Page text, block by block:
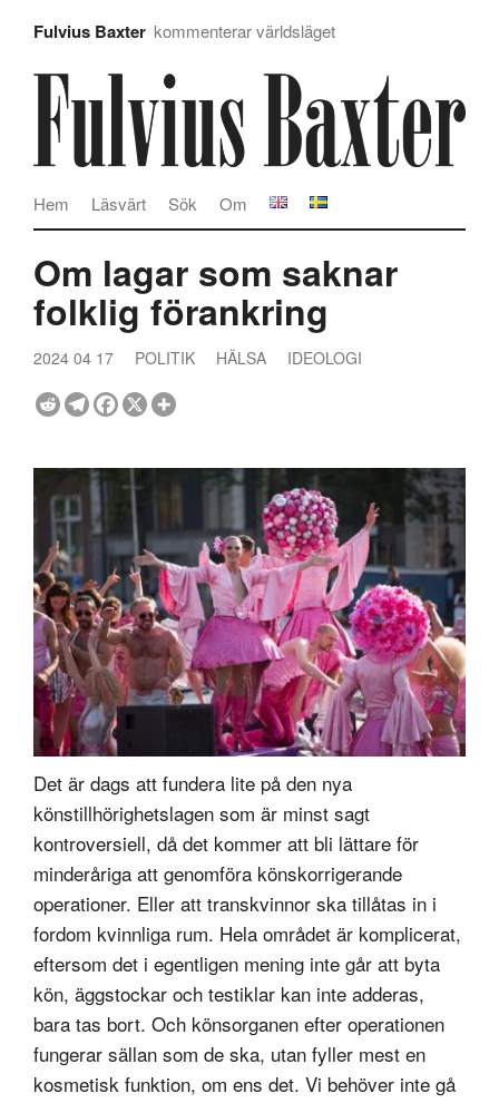
Fulvius Baxter kommenterar världsläget
Om
Sök
Läsvärt
Hem
Om lagar som saknar
folklig förankring
2024 04 17 POLITIK HÄLSA IDEOLOGI
Det är dags att fundera lite på den nya
könstillhörighetslagen som är minst sagt
kontroversiell, då det kommer att bli lättare för
minderåriga att genomföra könskorrigerande
operationer. Eller att transkvinnor ska tillåtas in i
fordom kvinnliga rum. Hela området är komplicerat,
eftersom det i egentligen mening inte går att byta
kön, äggstockar och testiklar kan inte adderas,
bara tas bort. Och könsorganen efter operationen
fungerar sällan som de ska, utan fyller mest en
kosmetisk funktion, om ens det. Vi behöver inte gå